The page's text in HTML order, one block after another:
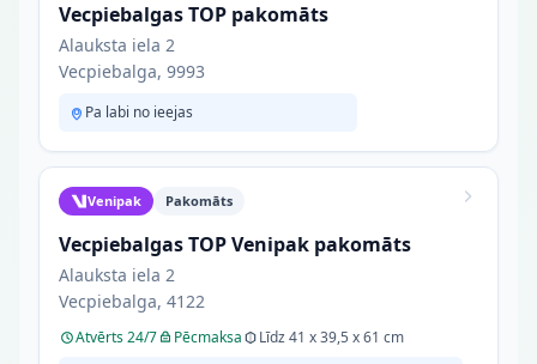
Vecpiebalgas TOP pakomāts
Alauksta iela 2
Vecpiebalga, 9993
Pa labi no ieejas
Venipak Pakomāts
Vecpiebalgas TOP Venipak pakomāts
Alauksta iela 2
Vecpiebalga, 4122
Atvērts 24/7 Pēcmaksa
Līdz 41 x 39,5 x 61 cm